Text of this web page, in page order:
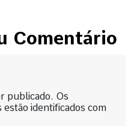
Comentário
publicado. Os
identificados com